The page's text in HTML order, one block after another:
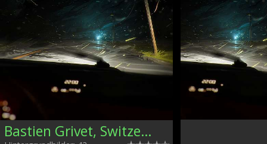
Bastien Grivet, Switzerland